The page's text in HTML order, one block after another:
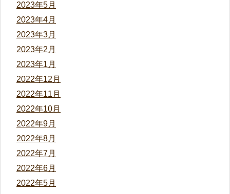
2023年5月
2023年4月
2023年3月
2023年2月
2023年1月
2022年12月
2022年11月
2022年10月
2022年9月
2022年8月
2022年7月
2022年6月
2022年5月